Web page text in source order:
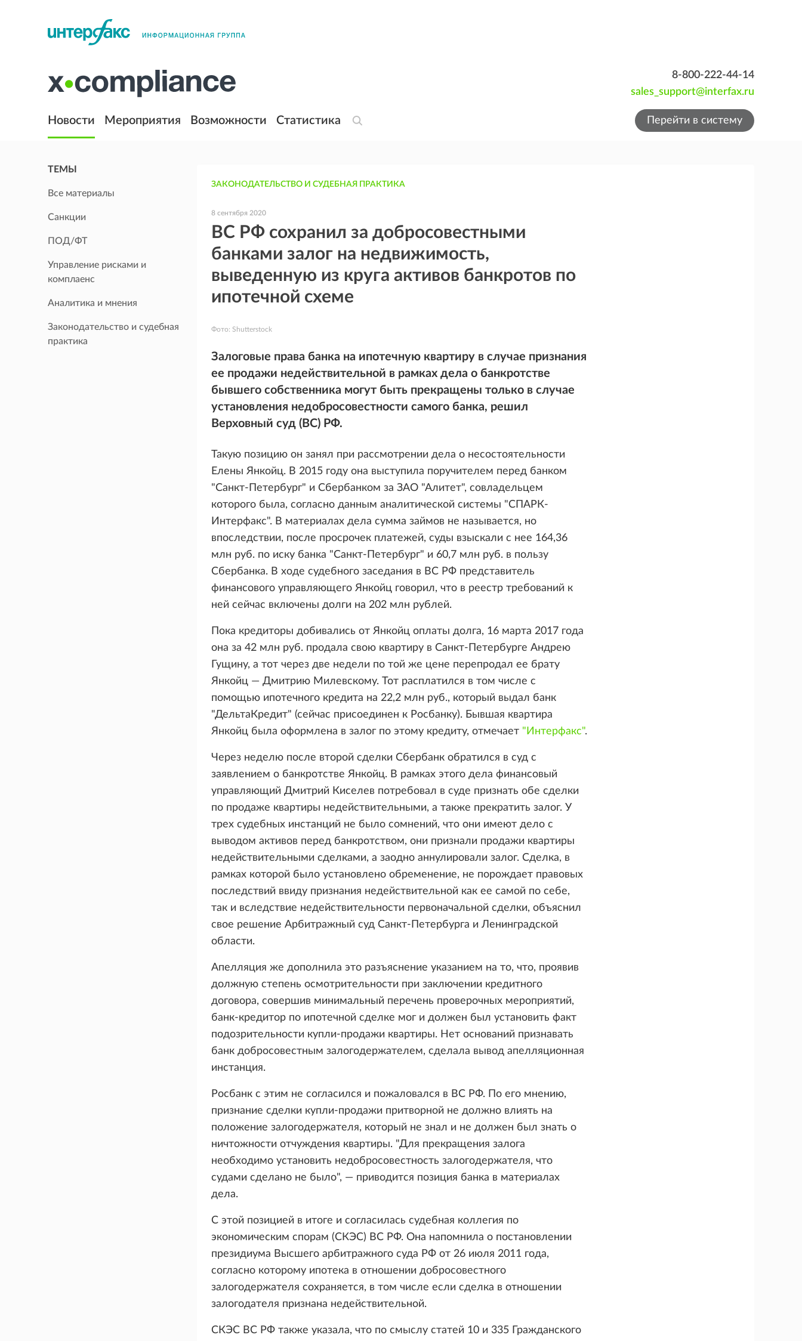
8-800-222-44-14
sales_support@interfax.ru
Новости Мероприятия Возможности Статистика Перейти в систему
ТЕМЫ
Все материалы
Санкции
ПОД/ФТ
Управление рисками и
комплаенс
Аналитика и мнения
Законодательство и судебная
практика
ЗАКОНОДАТЕЛЬСТВО И СУДЕБНАЯ ПРАКТИКА
8 сентября 2020
ВС РФ сохранил за добросовестными
банками залог на недвижимость,
выведенную из круга активов банкротов по
ипотечной схеме
Фото: Shutterstock
Залоговые права банка на ипотечную квартиру в случае признания
ее продажи недействительной в рамках дела о банкротстве
бывшего собственника могут быть прекращены только в случае
установления недобросовестности самого банка, решил
Верховный суд (ВС) РФ.
Такую позицию он занял при рассмотрении дела о несостоятельности
Елены Янкойц. В 2015 году она выступила поручителем перед банком
"Санкт-Петербург" и Сбербанком за ЗАО "Алитет", совладельцем
которого была, согласно данным аналитической системы "СПАРК-
Интерфакс". В материалах дела сумма займов не называется, но
впоследствии, после просрочек платежей, суды взыскали с нее 164,36
млн руб. по иску банка "Санкт-Петербург" и 60,7 млн руб. в пользу
Сбербанка. В ходе судебного заседания в ВС РФ представитель
финансового управляющего Янкойц говорил, что в реестр требований к
ней сейчас включены долги на 202 млн рублей.
Пока кредиторы добивались от Янкойц оплаты долга, 16 марта 2017 года
она за 42 млн руб. продала свою квартиру в Санкт-Петербурге Андрею
Гущину, а тот через две недели по той же цене перепродал ее брату
Янкойц — Дмитрию Милевскому. Тот расплатился в том числе с
помощью ипотечного кредита на 22,2 млн руб., который выдал банк
"ДельтаКредит" (сейчас присоединен к Росбанку). Бывшая квартира
Янкойц была оформлена в залог по этому кредиту, отмечает "Интерфакс".
Через неделю после второй сделки Сбербанк обратился в суд с
заявлением о банкротстве Янкойц. В рамках этого дела финансовый
управляющий Дмитрий Киселев потребовал в суде признать обе сделки
по продаже квартиры недействительными, а также прекратить залог. У
трех судебных инстанций не было сомнений, что они имеют дело с
выводом активов перед банкротством, они признали продажи квартиры
недействительными сделками, а заодно аннулировали залог. Сделка, в
рамках которой было установлено обременение, не порождает правовых
последствий ввиду признания недействительной как ее самой по себе,
так и вследствие недействительности первоначальной сделки, объяснил
свое решение Арбитражный суд Санкт-Петербурга и Ленинградской
области.
Апелляция же дополнила это разъяснение указанием на то, что, проявив
должную степень осмотрительности при заключении кредитного
договора, совершив минимальный перечень проверочных мероприятий,
банк-кредитор по ипотечной сделке мог и должен был установить факт
подозрительности купли-продажи квартиры. Нет оснований признавать
банк добросовестным залогодержателем, сделала вывод апелляционная
инстанция.
Росбанк с этим не согласился и пожаловался в ВС РФ. По его мнению,
признание сделки купли-продажи притворной не должно влиять на
положение залогодержателя, который не знал и не должен был знать о
ничтожности отчуждения квартиры. "Для прекращения залога
необходимо установить недобросовестность залогодержателя, что
судами сделано не было", — приводится позиция банка в материалах
дела.
С этой позицией в итоге и согласилась судебная коллегия по
экономическим спорам (СКЭС) ВС РФ. Она напомнила о постановлении
президиума Высшего арбитражного суда РФ от 26 июля 2011 года,
согласно которому ипотека в отношении добросовестного
залогодержателя сохраняется, в том числе если сделка в отношении
залогодателя признана недействительной.
СКЭС ВС РФ также указала, что по смыслу статей 10 и 335 Гражданского